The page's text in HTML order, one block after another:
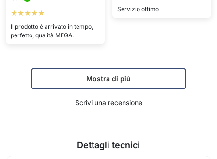
Servizio ottimo
★★★★★
Il prodotto è arrivato in tempo,
perfetto, qualità MEGA.
Mostra di più
Scrivi una recensione
Dettagli tecnici